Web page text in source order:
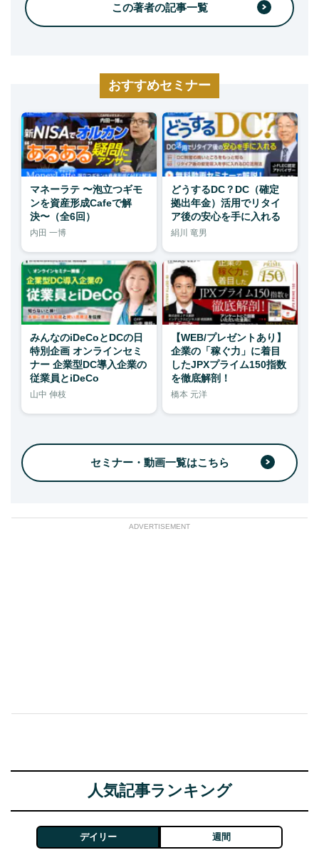
この著者の記事一覧
おすすめセミナー
マネーラテ 〜泡立つギモ
ンを資産形成Cafeで解
決〜（全6回）
内田 一博
どうするDC？DC（確定
拠出年金）活用でリタイ
ア後の安心を手に入れる
絹川 竜男
みんなのiDeCoとDCの日
特別企画 オンラインセミ
ナー 企業型DC導入企業の
従業員とiDeCo
山中 伸枝
【WEB/プレゼントあり】
企業の「稼ぐ力」に着目
したJPXプライム150指数
を徹底解剖！
橋本 元洋
セミナー・動画一覧はこちら
ADVERTISEMENT
人気記事ランキング
デイリー 週間